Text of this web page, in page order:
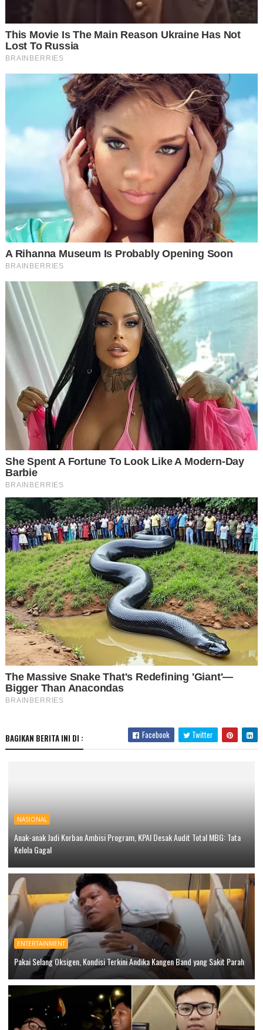
BAGIKAN BERITA INI DI : Facebook Twitter
NASIONAL
Anak-anak Jadi Korban Ambisi Program, KPAI Desak Audit Total MBG: Tata
Kelola Gagal
ENTERTAINMENT
Pakai Selang Oksigen, Kondisi Terkini Andika Kangen Band yang Sakit Parah